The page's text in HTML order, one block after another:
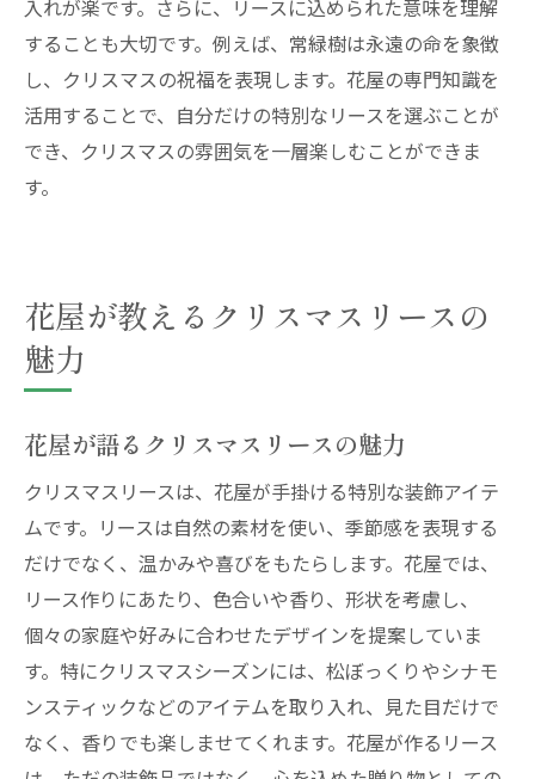
入れが楽です。さらに、リースに込められた意味を理解
することも大切です。例えば、常緑樹は永遠の命を象徴
し、クリスマスの祝福を表現します。花屋の専門知識を
活用することで、自分だけの特別なリースを選ぶことが
でき、クリスマスの雰囲気を一層楽しむことができま
す。
花屋が教えるクリスマスリースの
魅力
花屋が語るクリスマスリースの魅力
クリスマスリースは、花屋が手掛ける特別な装飾アイテ
ムです。リースは自然の素材を使い、季節感を表現する
だけでなく、温かみや喜びをもたらします。花屋では、
リース作りにあたり、色合いや香り、形状を考慮し、
個々の家庭や好みに合わせたデザインを提案していま
す。特にクリスマスシーズンには、松ぼっくりやシナモ
ンスティックなどのアイテムを取り入れ、見た目だけで
なく、香りでも楽しませてくれます。花屋が作るリース